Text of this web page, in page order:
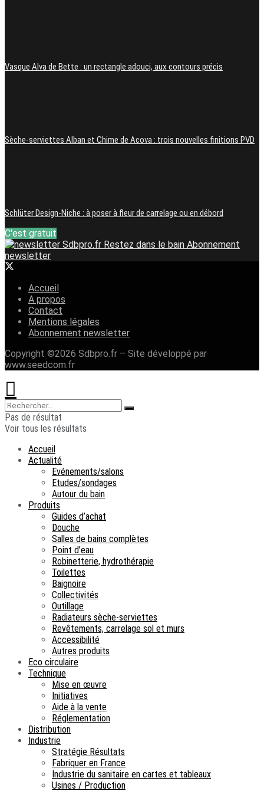
Vasque Alva de Bette : un rectangle adouci, aux contours précis
Sèche-serviettes Alban et Chime de Acova : trois nouvelles finitions PVD
Schlüter Design-Niche : à poser à fleur de carrelage ou en débord
C'est gratuit
Restez dans le bain Abonnement
newsletter
Accueil
A propos
Contact
Mentions légales
Abonnement newsletter
Copyright ©2026 Sdbpro.fr – Site développé par
www.seedcom.fr
Pas de résultat
Voir tous les résultats
Accueil
Actualité
Evénements/salons
Etudes/sondages
Autour du bain
Produits
Guides d’achat
Douche
Salles de bains complètes
Point d’eau
Robinetterie, hydrothérapie
Toilettes
Baignoire
Collectivités
Outillage
Radiateurs sèche-serviettes
Revêtements, carrelage sol et murs
Accessibilité
Autres produits
Eco circulaire
Technique
Mise en œuvre
Initiatives
Aide à la vente
Réglementation
Distribution
Industrie
Stratégie Résultats
Fabriquer en France
Industrie du sanitaire en cartes et tableaux
Usines / Production